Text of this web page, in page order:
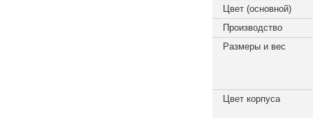
Цвет (основной)
Производство
Размеры и вес
Цвет корпуса